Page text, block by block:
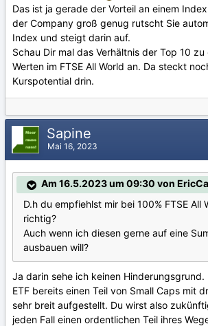
Das ist ja gerade der Vorteil an einem
der Company groß genug rutscht Sie
Index und steigt darin auf.
Schau Dir mal das Verhältnis der Top 10
Werten im FTSE All World an. Da steckt
Kurspotential drin.
Sapine
Mai 16, 2023
Am 16.5.2023 um 09:30 von
D.h du empfiehlst mir bei 100% FTSE All
richtig?
Auch wenn ich diesen gerne auf eine
ausbauen will?
Ja darin sehe ich keinen Hinderungsgrund.
ETF bereits einen Teil von Small Caps mit
sehr breit aufgestellt. Du wirst also
jeden Fall einen ordentlichen Teil ihres